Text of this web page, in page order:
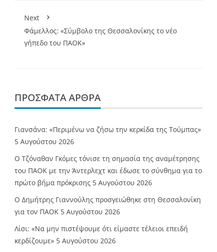
Next
Φάμελλος: «Σύμβολο της Θεσσαλονίκης το νέο
γήπεδο του ΠΑΟΚ»
ΠΡΌΣΦΑΤΑ ΆΡΘΡΑ
Γιανσάνα: «Περιμένω να ζήσω την κερκίδα της Τούμπας»
5 Αυγούστου 2026
Ο Τζόναθαν Γκόμες τόνισε τη σημασία της αναμέτρησης
του ΠΑΟΚ με την Άντερλεχτ και έδωσε το σύνθημα για το
πρώτο βήμα πρόκρισης 5 Αυγούστου 2026
Ο Δημήτρης Γιαννούλης προσγειώθηκε στη Θεσσαλονίκη
για τον ΠΑΟΚ 5 Αυγούστου 2026
Λίσι: «Να μην πιστέψουμε ότι είμαστε τέλειοι επειδή
κερδίζουμε» 5 Αυγούστου 2026